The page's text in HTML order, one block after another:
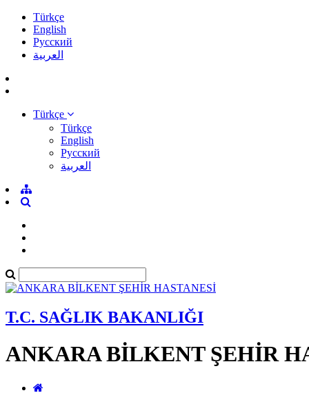
Türkçe
English
Pусский
العربية
Türkçe
Türkçe
English
Pусский
العربية
T.C. SAĞLIK BAKANLIĞI
ANKARA BİLKENT ŞEHİR